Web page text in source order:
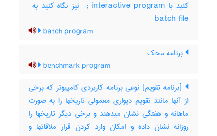
batch file
batch program
برنامه محک
benchmark program
[برنامه تقویم] نوعی برنامه کاربردی کامپیوتر که برخی
از آنها مانند تقویم دیواری معمولی تاریخها را به صورت
ماهانه و هفتگی نشان میدهند و برخی دیگر تاریخها را
روزانه نشان داده و امکان وارد کردن قرار ملاقاتها و